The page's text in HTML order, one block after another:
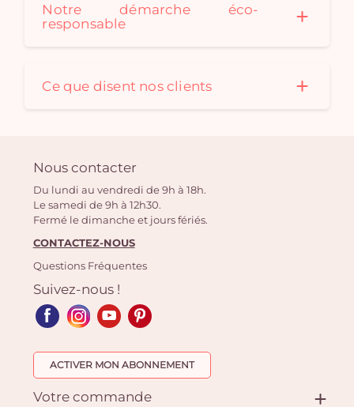
Notre démarche éco-
responsable
Ce que disent nos clients
Nous contacter
Du lundi au vendredi de 9h à 18h.
Le samedi de 9h à 12h30.
Fermé le dimanche et jours fériés.
CONTACTEZ-NOUS
Questions Fréquentes
Suivez-nous !
ACTIVER MON ABONNEMENT
Votre commande